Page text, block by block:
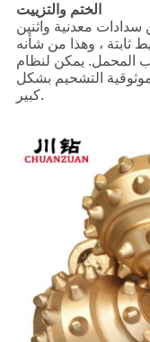
الختم والتزييت
معدنية واثنين
ثابتة ، وهذا من شأنه
المحمل. يمكن لنظام
التشحيم بشكل
كبير.